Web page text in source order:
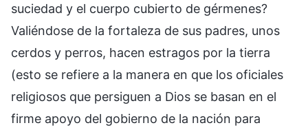
suciedad y el cuerpo cubierto de gérmenes?
Valiéndose de la fortaleza de sus padres, unos
cerdos y perros, hacen estragos por la tierra
(esto se refiere a la manera en que los oficiales
religiosos que persiguen a Dios se basan en el
firme apoyo del gobierno de la nación para